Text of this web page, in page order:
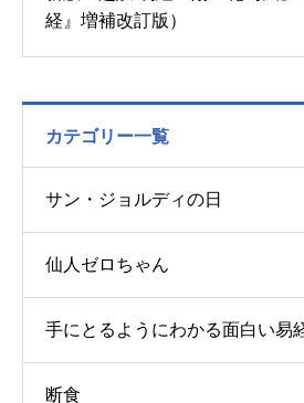
経』増補改訂版）
カテゴリー一覧
サン・ジョルディの日
仙人ゼロちゃん
手にとるようにわかる面白い易
断食